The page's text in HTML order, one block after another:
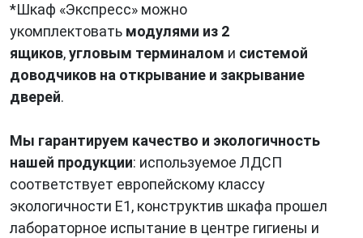
*Шкаф «Экспресс» можно
укомплектовать модулями из 2
ящиков,угловым терминалом и системой
доводчиков на открывание и закрывание
дверей.
Мы гарантируем качество и экологичность
нашей продукции: используемое ЛДСП
соответствует европейскому классу
экологичности Е1, конструктив шкафа прошел
лабораторное испытание в центре гигиены и